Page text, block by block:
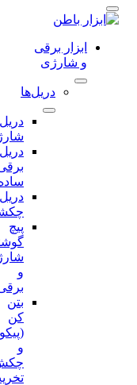
ابزار برقی
و شارژی
دریل‌ها
دریل
شارژی
دریل
دریل
چکشی
گوشتی
شارژی
(پیکور)
چکش
تخریب